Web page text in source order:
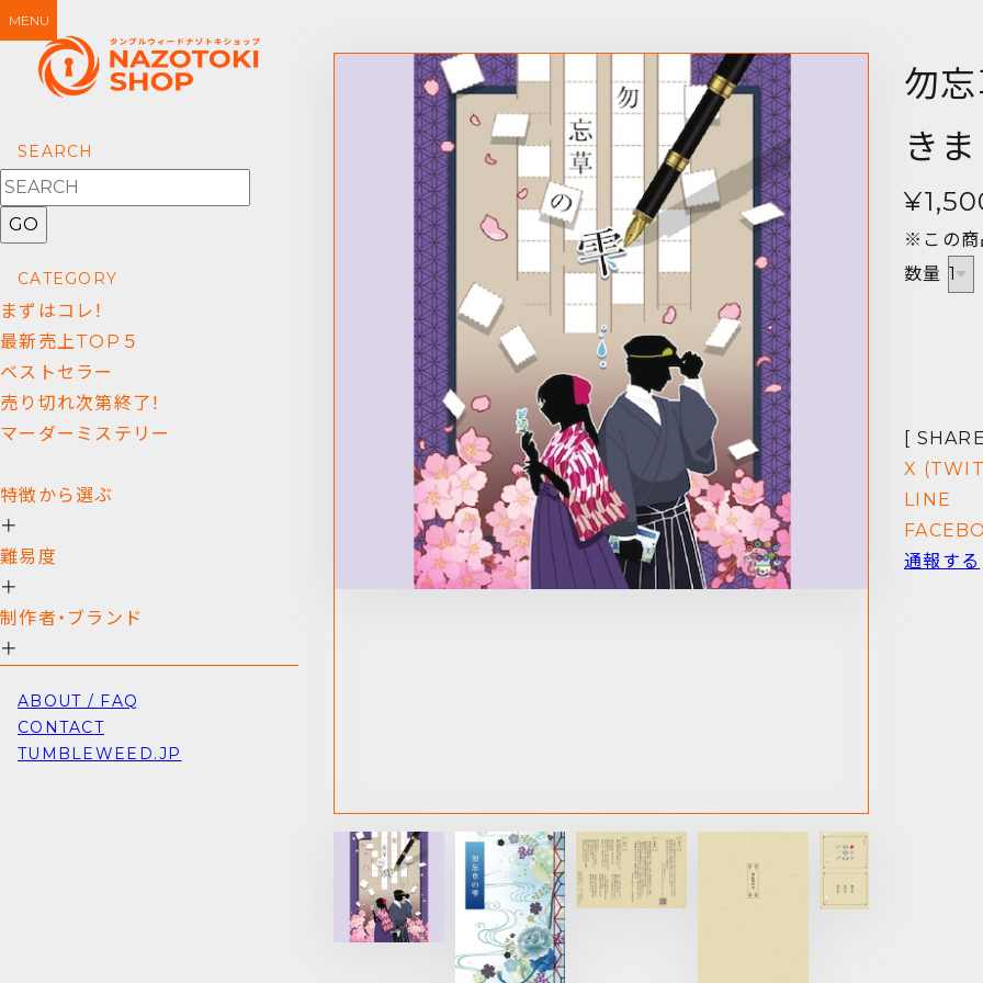
MENU
SEARCH
GO
CATEGORY
まずはコレ！
最新売上TOP５
ベストセラー
売り切れ次第終了！
マーダーミステリー
特徴から選ぶ
＋
難易度
＋
制作者・ブランド
＋
ABOUT / FAQ
CONTACT
TUMBLEWEED.JP
勿
き
※この商
数量
[
X
LINE
通報する